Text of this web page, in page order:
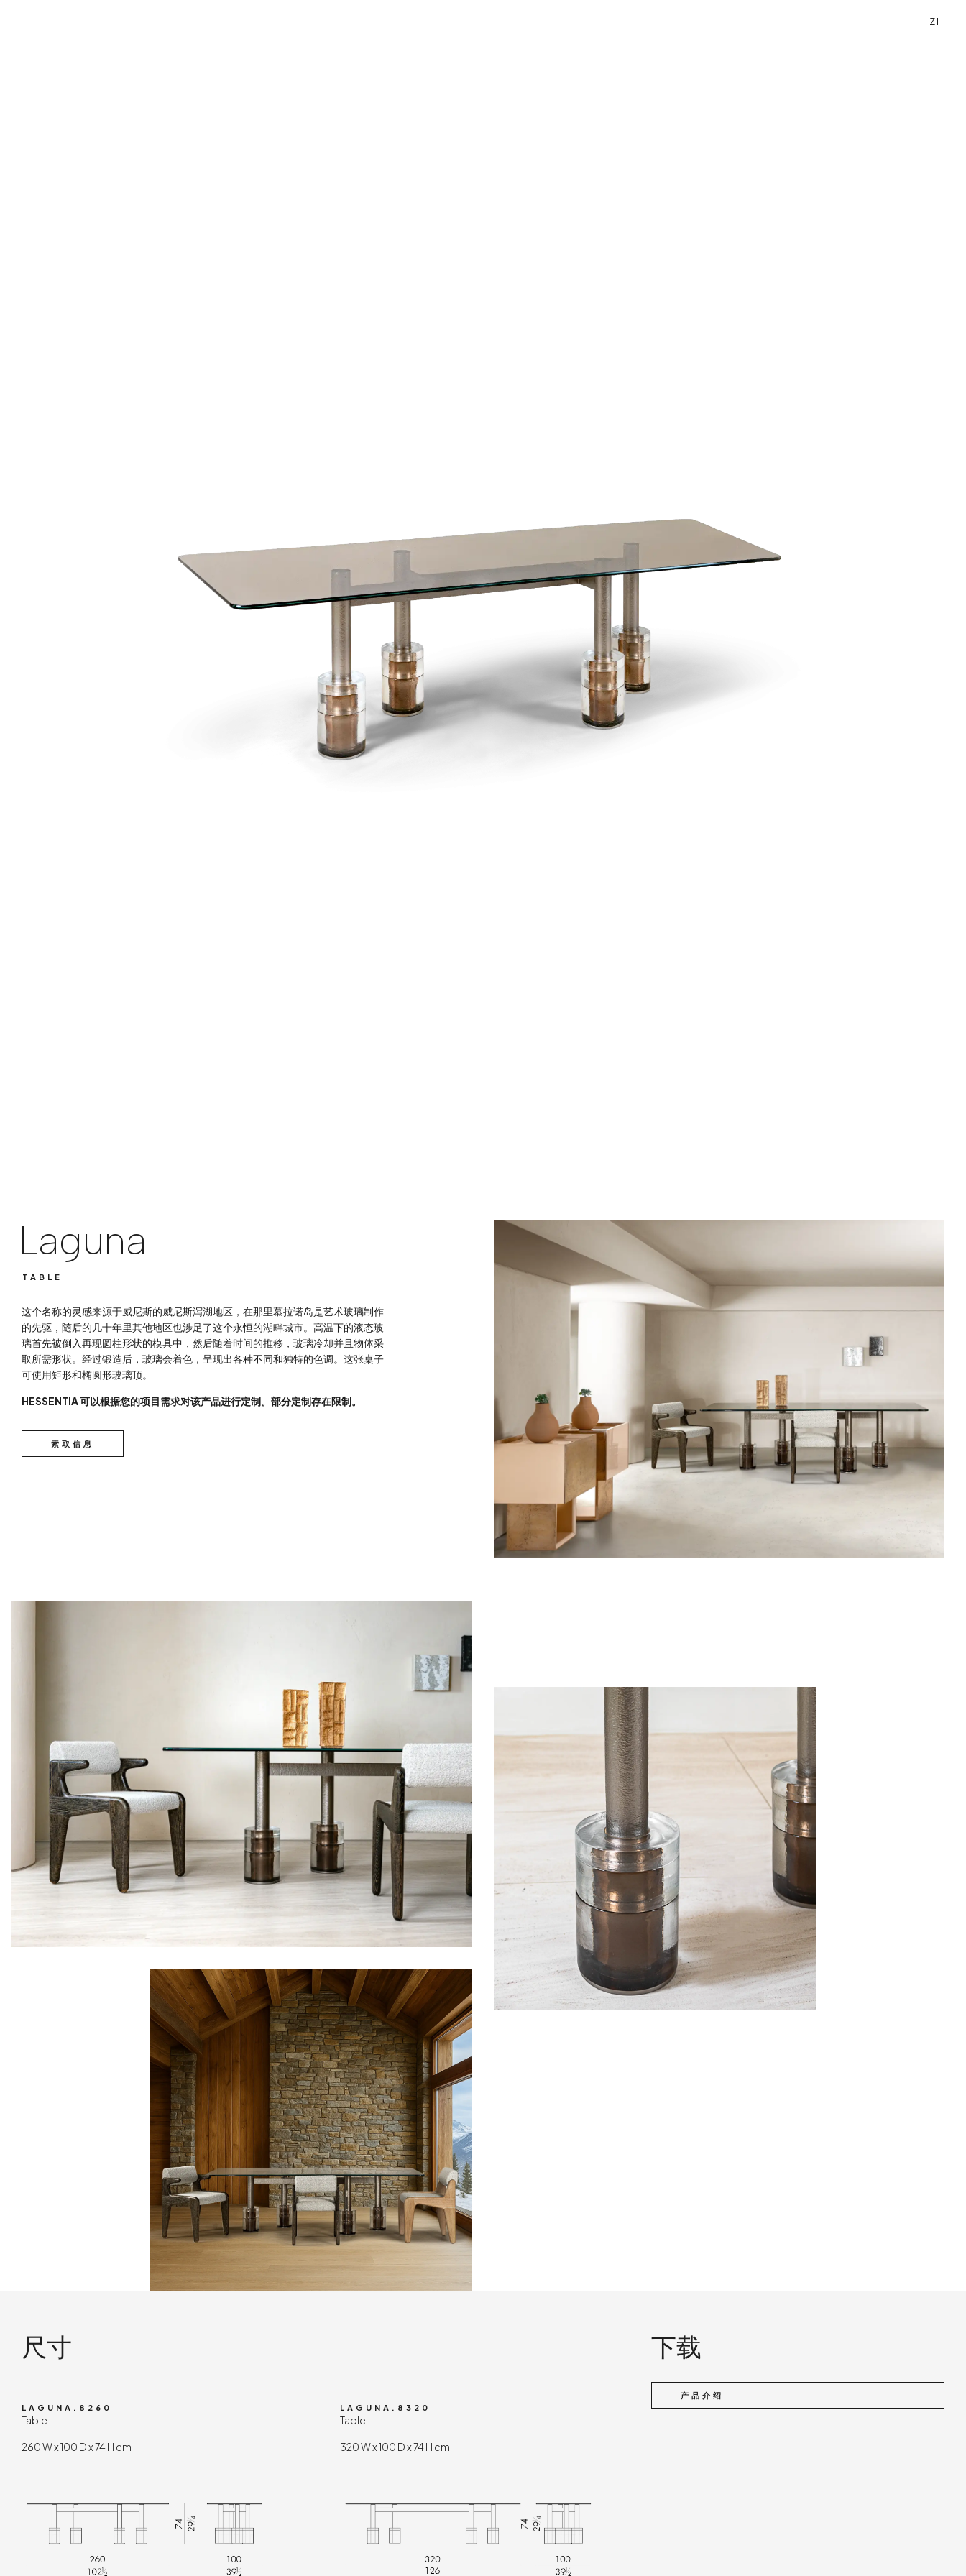
已注册用户
ZH
Laguna
TABLE
这个名称的灵感来源于威尼斯的威尼斯泻湖地区，在那里慕拉诺岛是艺术玻璃制作
的先驱，随后的几十年里其他地区也涉足了这个永恒的湖畔城市。高温下的液态玻
璃首先被倒入再现圆柱形状的模具中，然后随着时间的推移，玻璃冷却并且物体采
取所需形状。经过锻造后，玻璃会着色，呈现出各种不同和独特的色调。这张桌子
可使用矩形和椭圆形玻璃顶。
HESSENTIA 可以根据您的项目需求对该产品进行定制。部分定制存在限制。
索取信息
尺寸
LAGUNA.8260
Table
260 W x 100 D x 74 H cm
LAGUNA.8320
Table
320 W x 100 D x 74 H cm
下载
产品介绍